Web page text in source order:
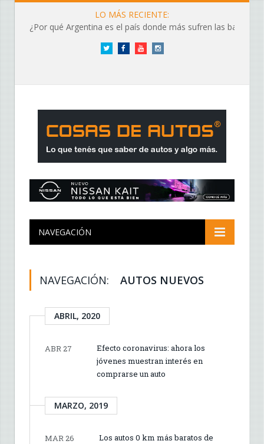
LO MÁS RECIENTE:
¿Por qué Argentina es el país donde más sufren las baterías?
Twitter FacebookYouTubeInstagram
NAVEGACIÓN
NAVEGACIÓN: AUTOS NUEVOS
ABRIL, 2020
ABR 27
Efecto coronavirus: ahora los
jóvenes muestran interés en
comprarse un auto
MARZO, 2019
MAR 26
Los autos 0 km más baratos de